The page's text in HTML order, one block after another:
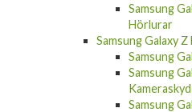
Hörlurar
Samsung Galaxy Z
Samsung
Samsung
Samsung
Hörlurar